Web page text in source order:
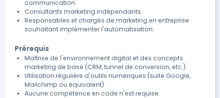
communication.
Consultants marketing indépendants.
Responsables et chargés de marketing en entreprise
souhaitant implémenter l'automatisation.
Prérequis
Maîtrise de l'environnement digital et des concepts
marketing de base (CRM, tunnel de conversion, etc.).
Utilisation régulière d'outils numériques (suite Google,
Mailchimp ou équivalent).
Aucune compétence en code n'est requise.